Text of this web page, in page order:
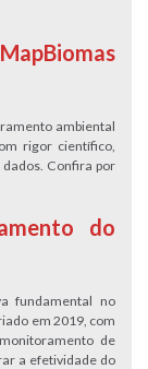
ambiental
rigor científico,
Confira por
do
fundamental no
em 2019, com
de
a efetividade do